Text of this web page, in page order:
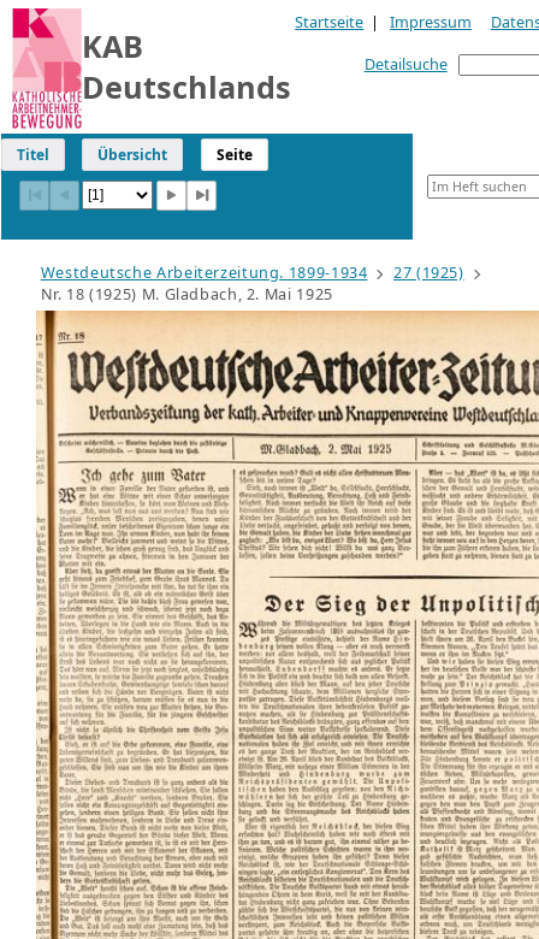
KAB
Deutschlands
Startseite | Impressum
Detailsuche
Titel Übersicht Seite
Westdeutsche Arbeiterzeitung. 1899-1934
27 (1925)
Nr. 18 (1925) M. Gladbach, 2. Mai 1925